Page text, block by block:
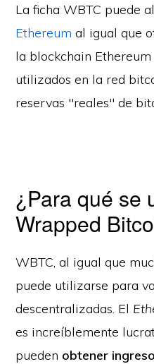
La ficha WBTC puede
Ethereum al igual que
la blockchain
utilizados en la red
reservas "reales" de
¿Para qué se
Wrapped
WBTC, al igual que
puede utilizarse para
descentralizadas. El
es increíblemente
pueden obtener